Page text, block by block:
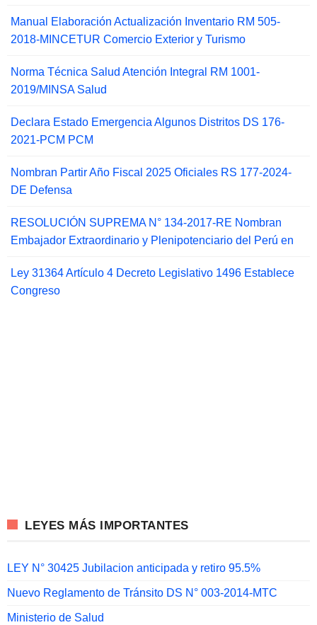
Manual Elaboración Actualización Inventario RM 505-
2018-MINCETUR Comercio Exterior y Turismo
Norma Técnica Salud Atención Integral RM 1001-
2019/MINSA Salud
Declara Estado Emergencia Algunos Distritos DS 176-
2021-PCM PCM
Nombran Partir Año Fiscal 2025 Oficiales RS 177-2024-
DE Defensa
RESOLUCIÓN SUPREMA N° 134-2017-RE Nombran
Embajador Extraordinario y Plenipotenciario del Perú en
Ley 31364 Artículo 4 Decreto Legislativo 1496 Establece
Congreso
LEYES MÁS IMPORTANTES
LEY N° 30425 Jubilacion anticipada y retiro 95.5%
Nuevo Reglamento de Tránsito DS N° 003-2014-MTC
Ministerio de Salud